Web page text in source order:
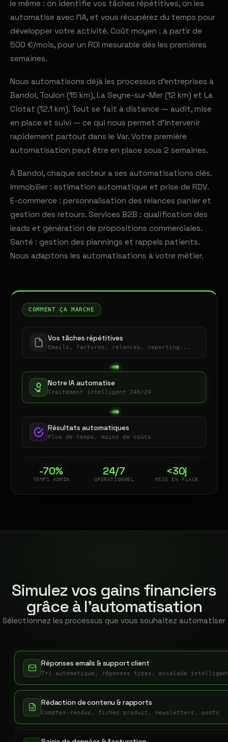
le même : on identifie vos tâches répétitives, on les
automatise avec l'IA, et vous récupérez du temps pour
développer votre activité. Coût moyen : à partir de
500 €/mois, pour un ROI mesurable dès les premières
semaines.
Nous automatisons déjà les processus d'entreprises à
Bandol, Toulon (15 km), La Seyne-sur-Mer (12 km) et La
Ciotat (12.1 km). Tout se fait à distance — audit, mise
en place et suivi — ce qui nous permet d'intervenir
rapidement partout dans le Var. Votre première
automatisation peut être en place sous 2 semaines.
À Bandol, chaque secteur a ses automatisations clés.
Immobilier : estimation automatique et prise de RDV.
E-commerce : personnalisation des relances panier et
gestion des retours. Services B2B : qualification des
leads et génération de propositions commerciales.
Santé : gestion des plannings et rappels patients.
Nous adaptons les automatisations à votre métier.
COMMENT ÇA MARCHE
Vos tâches répétitives
Emails, factures, relances, reporting...
Notre IA automatise
Traitement intelligent 24h/24
Résultats automatiques
Plus de temps, moins de coûts
-70%
TEMPS ADMIN
24/7
OPÉRATIONNEL
<30j
MISE EN PLACE
Simulez vos gains financiers
grâce à l'automatisation
Sélectionnez les processus que vous souhaitez automatiser
Réponses emails & support client
Tri automatique, réponses types, escalade
Rédaction de contenu & rapports
Comptes-rendus, fiches produit, newsletters, posts